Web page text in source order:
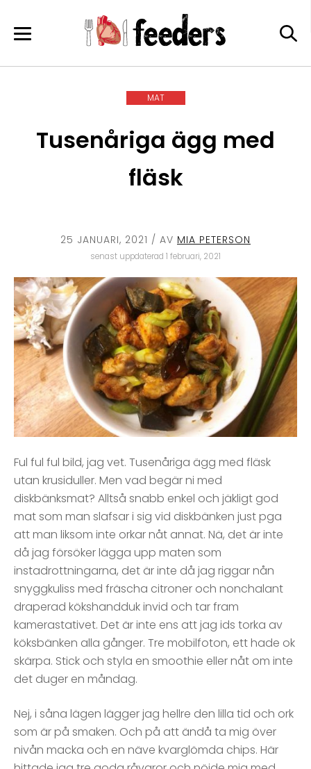
MAT
Tusenåriga ägg med
fläsk
25 JANUARI, 2021 / AV MIA PETERSON
senast uppdaterad 1 februari, 2021
Ful ful ful bild, jag vet. Tusenåriga ägg med fläsk
utan krusiduller. Men vad begär ni med
diskbänksmat? Alltså snabb enkel och jäkligt god
mat som man slafsar i sig vid diskbänken just pga
att man liksom inte orkar nåt annat. Nä, det är inte
då jag försöker lägga upp maten som
instadrottningarna, det är inte då jag riggar nån
snyggkuliss med fräscha citroner och nonchalant
draperad kökshandduk invid och tar fram
kamerastativet. Det är inte ens att jag ids torka av
köksbänken alla gånger. Tre mobilfoton, ett hade ok
skärpa. Stick och styla en smoothie eller nåt om inte
det duger en måndag.
Nej, i såna lägen lägger jag hellre den lilla tid och ork
som är på smaken. Och på att ändå ta mig över
nivån macka och en näve kvarglömda chips. Här